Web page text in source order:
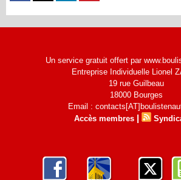
Un service gratuit offert par
Entreprise Individuelle Lionel
19 rue Guilbeau
18000 Bourges
Email :
Accès membres |